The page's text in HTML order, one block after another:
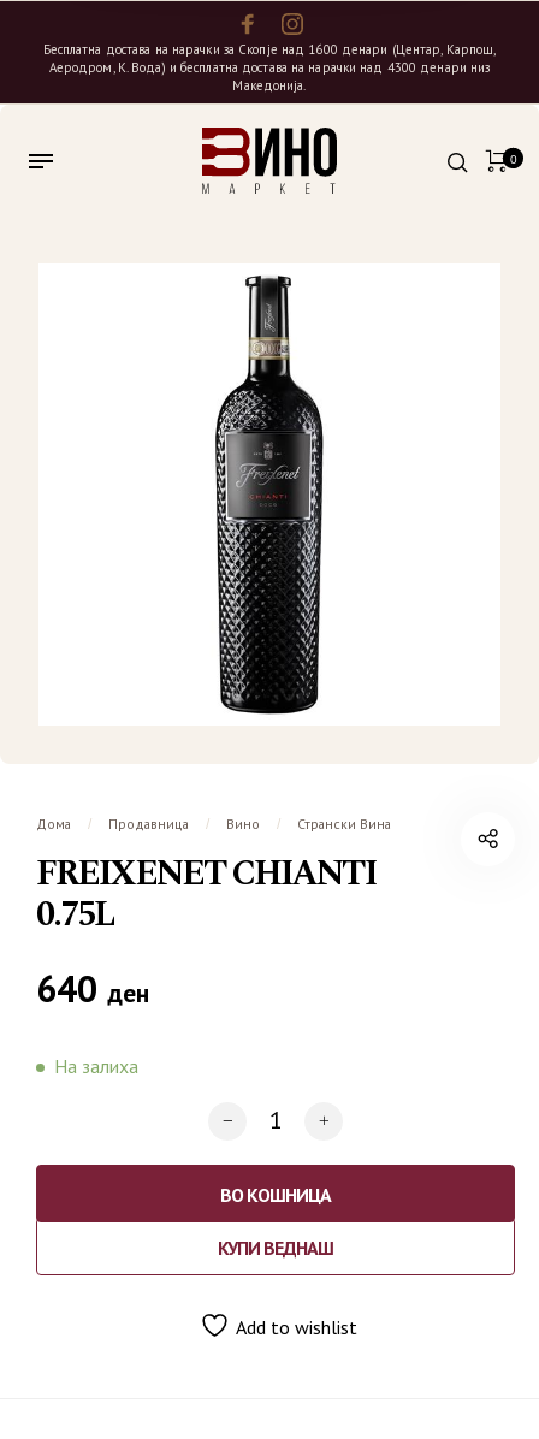
Бесплатна достава на нарачки за Скопје над 1600 денари (Центар, Карпош,
Аеродром, К. Вода) и бесплатна достава на нарачки над 4300 денари низ
Македонија.
0
Дома / Продавница / Вино / Странски Вина
FREIXENET CHIANTI
0.75L
640 ден
На залиха
ВО КОШНИЦА
КУПИ ВЕДНАШ
Add to wishlist